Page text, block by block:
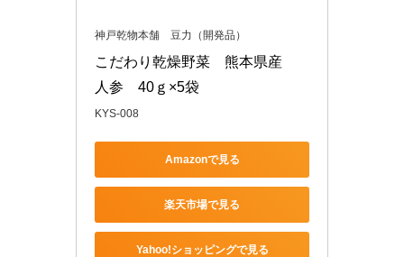
神戸乾物本舗 豆力（開発品）
こだわり乾燥野菜　熊本県産
人参　40ｇ×5袋
KYS-008
Amazonで見る
楽天市場で見る
Yahoo!ショッピングで見る